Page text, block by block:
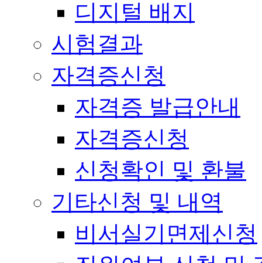
디지털 배지
시험결과
자격증신청
자격증 발급안내
자격증신청
신청확인 및 환불
기타신청 및 내역
비서실기면제신청